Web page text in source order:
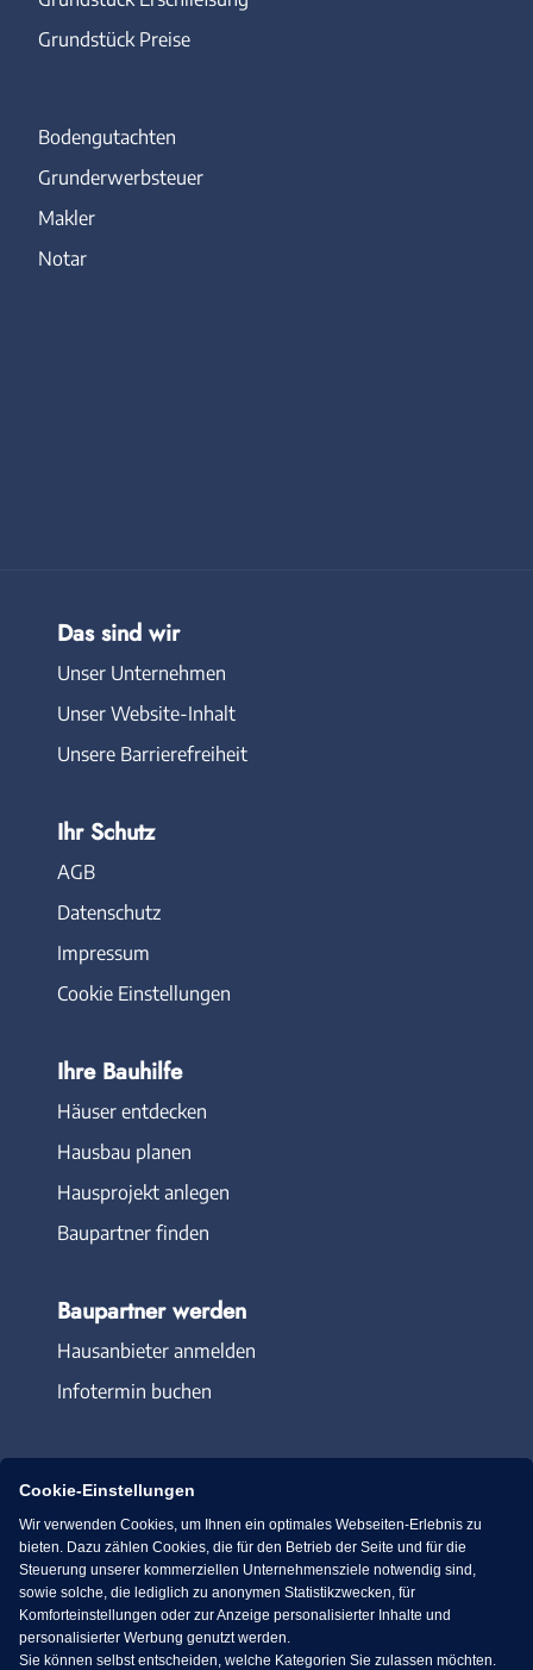
Grundstück Preise
Bodengutachten
Grunderwerbsteuer
Makler
Notar
Das sind wir
Unser Unternehmen
Unser Website-Inhalt
Unsere Barrierefreiheit
Ihr Schutz
AGB
Datenschutz
Impressum
Cookie Einstellungen
Ihre Bauhilfe
Häuser entdecken
Hausbau planen
Hausprojekt anlegen
Baupartner finden
Baupartner werden
Hausanbieter anmelden
Infotermin buchen
Immowelt.de Bauen.de
Massivhaus.de Bungalow.de
Cookie-Einstellungen
Wir verwenden Cookies, um Ihnen ein optimales Webseiten-Erlebnis zu
bieten. Dazu zählen Cookies, die für den Betrieb der Seite und für die
Steuerung unserer kommerziellen Unternehmensziele notwendig sind,
sowie solche, die lediglich zu anonymen Statistikzwecken, für
Komforteinstellungen oder zur Anzeige personalisierter Inhalte und
personalisierter Werbung genutzt werden.
Sie können selbst entscheiden, welche Kategorien Sie zulassen möchten.